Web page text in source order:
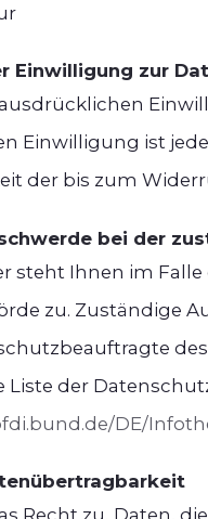
Einwilligung zur
Einwilligung ist
der bis zum
bei der
steht Ihnen im
zu. Zuständige
Liste der
DE/